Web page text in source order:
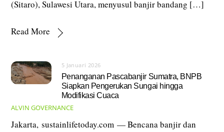
(Sitaro), Sulawesi Utara, menyusul banjir bandang […]
Read More
5 Januari 2026
Penanganan Pascabanjir Sumatra, BNPB
Siapkan Pengerukan Sungai hingga
Modifikasi Cuaca
ALVIN GOVERNANCE
Jakarta, sustainlifetoday.com — Bencana banjir dan